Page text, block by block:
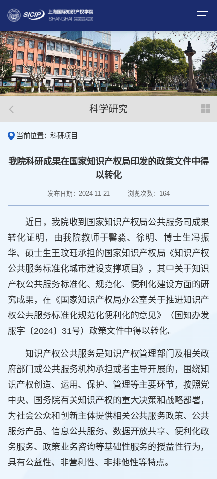
科学研究
当前位置：科研项目
我院科研成果在国家知识产权局印发的政策文件中得
以转化
发布日期：2024-11-21 浏览次数： 164
近日，我院收到国家知识产权局公共服务司成果
转化证明，由我院教师于馨淼、徐明、博士生冯振
华、硕士生王玟珏承担的国家知识产权局《知识产权
公共服务标准化城市建设支撑项目》，其中关于知识
产权公共服务标准化、规范化、便利化建设方面的研
究成果，在《国家知识产权局办公室关于推进知识产
权公共服务标准化规范化便利化的意见》（国知办发
服字〔2024〕31号）政策文件中得以转化。
知识产权公共服务是知识产权管理部门及相关政
府部门或公共服务机构承担或者主导开展的，围绕知
识产权创造、运用、保护、管理等主要环节，按照党
中央、国务院有关知识产权的重大决策和战略部署，
为社会公众和创新主体提供相关公共服务政策、公共
服务产品、信息公共服务、数据开放共享、便利化政
务服务、政策业务咨询等基础性服务的授益性行为，
具有公益性、非营利性、非排他性等特点。